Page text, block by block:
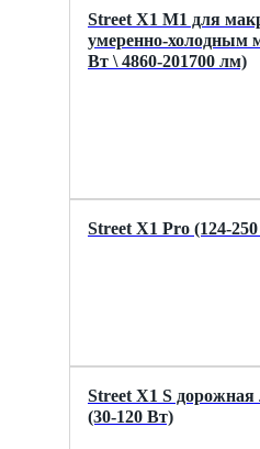
Street X1 M1 для
умеренно-холодным
Вт \ 4860-201700 лм)
Street X1 Pro (124-
Street X1 S
(30-120 Вт)